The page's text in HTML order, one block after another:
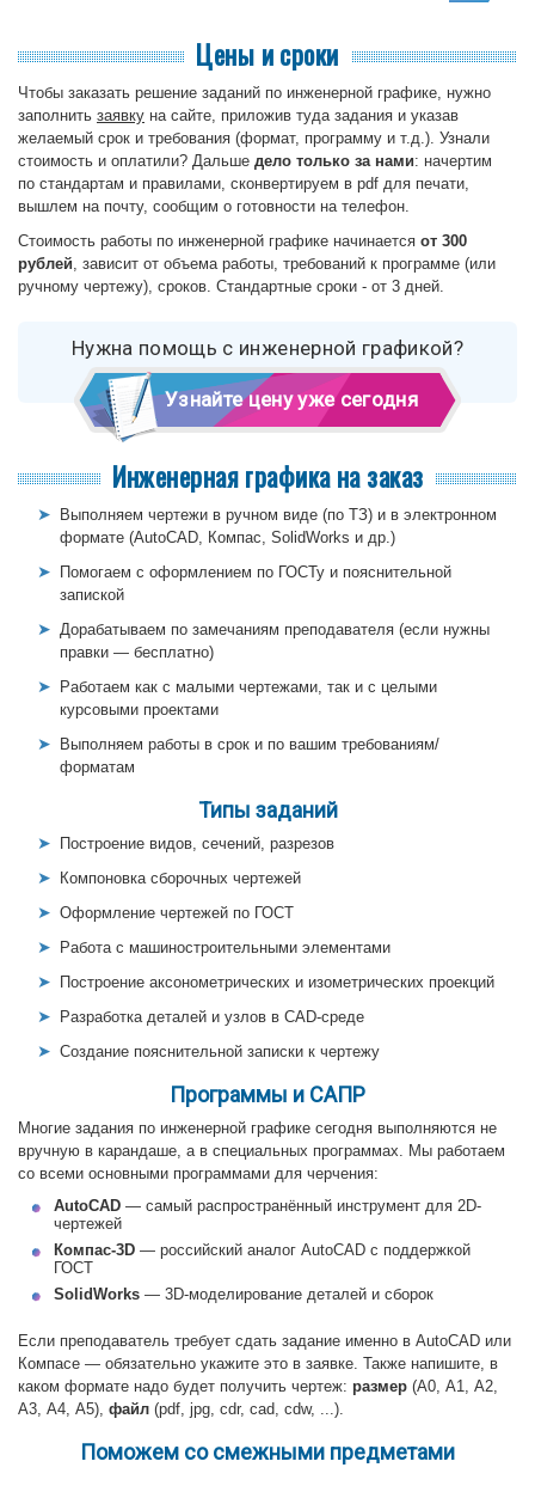
Цены и сроки
Чтобы заказать решение заданий по инженерной графике, нужно
заполнить заявку на сайте, приложив туда задания и указав
желаемый срок и требования (формат, программу и т.д.). Узнали
стоимость и оплатили? Дальше дело только за нами: начертим
по стандартам и правилами, сконвертируем в pdf для печати,
вышлем на почту, сообщим о готовности на телефон.
Стоимость работы по инженерной графике начинается от 300
рублей , зависит от объема работы, требований к программе (или
ручному чертежу), сроков. Стандартные сроки - от 3 дней.
Нужна помощь с инженерной графикой?
Узнайте цену уже сегодня
Инженерная графика на заказ
Выполняем чертежи в ручном виде (по ТЗ) и в электронном
формате (AutoCAD, Компас, SolidWorks и др.)
Помогаем с оформлением по ГОСТу и пояснительной
запиской
Дорабатываем по замечаниям преподавателя (если нужны
правки — бесплатно)
Работаем как с малыми чертежами, так и с целыми
курсовыми проектами
Выполняем работы в срок и по вашим требованиям/
форматам
Типы заданий
Построение видов, сечений, разрезов
Компоновка сборочных чертежей
Оформление чертежей по ГОСТ
Работа с машиностроительными элементами
Построение аксонометрических и изометрических проекций
Разработка деталей и узлов в CAD-среде
Создание пояснительной записки к чертежу
Программы и САПР
Многие задания по инженерной графике сегодня выполняются не
вручную в карандаше, а в специальных программах. Мы работаем
со всеми основными программами для черчения:
AutoCAD — самый распространённый инструмент для 2D-
чертежей
Компас-3D — российский аналог AutoCAD с поддержкой
ГОСТ
SolidWorks — 3D-моделирование деталей и сборок
Если преподаватель требует сдать задание именно в AutoCAD или
Компасе — обязательно укажите это в заявке. Также напишите, в
каком формате надо будет получить чертеж: размер (А0, А1, А2,
А3, А4, А5), файл (рdf, jрg, сdr, саd, cdw, ...).
Поможем со смежными предметами